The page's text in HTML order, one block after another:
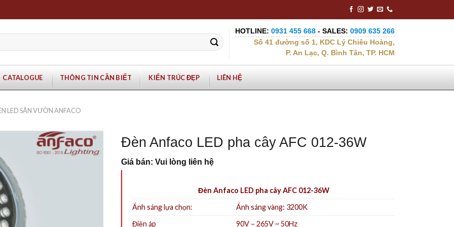
HOTLINE: 0931 455 668 - SALES: 0909 635 266
Số 41 đường số 1, KDC Lý Chiêu Hoàng,
P. An Lạc, Q. Bình Tân, TP. HCM
CATALOGUE THÔNG TIN CẦN BIẾT KIẾN TRÚC ĐẸP LIÊN HỆ
LED SÂN VƯỜN ANFACO
Đèn Anfaco LED pha cây AFC 012-36W
Giá bán: Vui lòng liên hệ
Đèn Anfaco LED pha cây AFC 012-36W
Ánh sáng lựa chọn:
Ánh sáng vàng: 3200K
Điện áp
90V – 265V ~ 50Hz